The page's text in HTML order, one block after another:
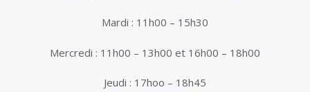
Mardi : 11h00 – 15h30
Mercredi : 11h00 – 13h00 et 16h00 – 18h00
Jeudi : 17hoo – 18h45